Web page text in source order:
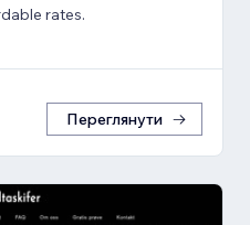
rates.
Переглянути